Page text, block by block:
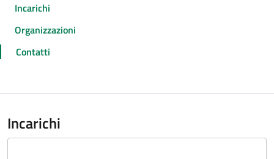
Incarichi
Organizzazioni
Contatti
Incarichi